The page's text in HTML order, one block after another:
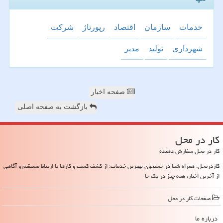
خدمات سازمان اقتصاد رپورتاژ شركت
شهرداری تولید مدیر
صفحه اخبار
بازگشت به صفحه اصلی
كار در محل
کار در محل سفارش دهنده
کاردرمحل: همراه شما در جستجوی بهترین خدمات؛ از کشف کسب و کارها تا ارتباط مستقیم و آگاهی
از آخرین اخبار، همه چیز در یک جا
صفحات كار در محل
درباره ما